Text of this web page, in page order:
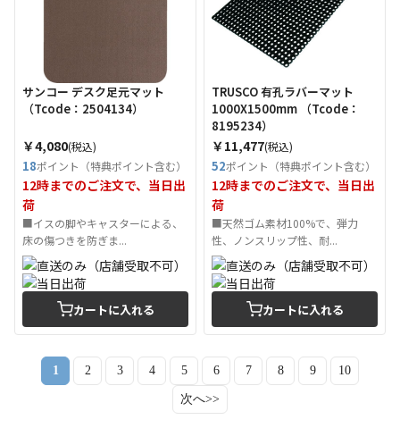
サンコー デスク足元マット
（Tcode：2504134）
￥4,080(税込)
18ポイント（特典ポイント含む）
12時までのご注文で、当日出
荷
■イスの脚やキャスターによる、
床の傷つきを防ぎま...
カートに入れる
TRUSCO 有孔ラバーマット
1000X1500mm （Tcode：
8195234）
￥11,477(税込)
52ポイント（特典ポイント含む）
12時までのご注文で、当日出
荷
■天然ゴム素材100%で、弾力
性、ノンスリップ性、耐...
カートに入れる
1 2 3 4 5 6 7 8 9 10
次へ>>